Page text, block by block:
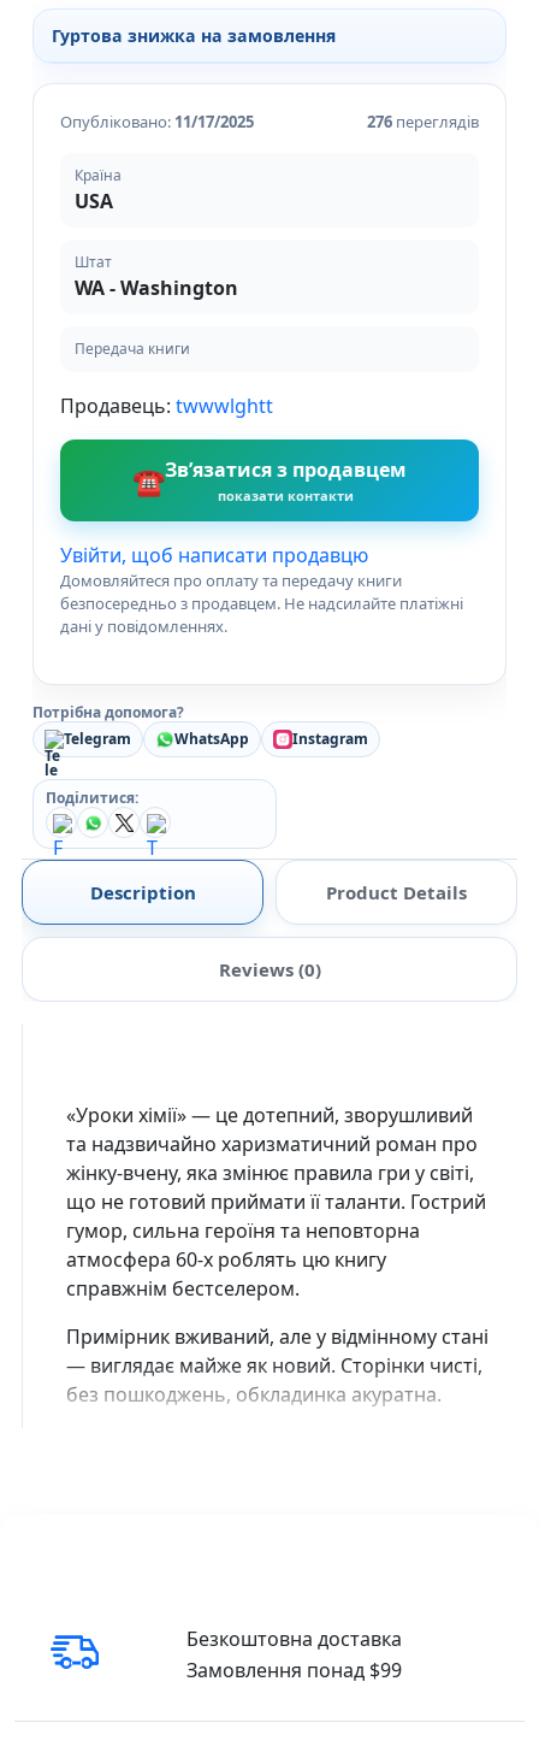
Гуртова знижка на замовлення
Опубліковано: 11/17/2025 276 переглядів
Країна
USA
Штат
WA - Washington
Передача книги
Продавець: twwwlghtt
☎Зв’язатися з продавцем
показати контакти
Увійти, щоб написати продавцю
Домовляйтеся про оплату та передачу книги
безпосередньо з продавцем. Не надсилайте платіжні
дані у повідомленнях.
Потрібна допомога?
Telegram
WhatsApp Instagram
Поділитися:
Description Product Details
Reviews (0)
«Уроки хімії» — це дотепний, зворушливий
та надзвичайно харизматичний роман про
жінку-вчену, яка змінює правила гри у світі,
що не готовий приймати її таланти. Гострий
гумор, сильна героїня та неповторна
атмосфера 60-х роблять цю книгу
справжнім бестселером.
Примірник вживаний, але у відмінному стані
— виглядає майже як новий. Сторінки чисті,
без пошкоджень, обкладинка акуратна.
Безкоштовна доставка
Замовлення понад $99